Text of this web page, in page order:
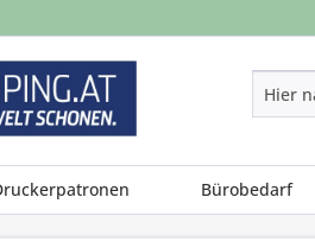
Bürobedarf